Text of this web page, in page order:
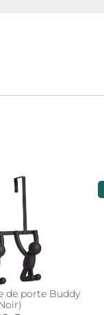
de porte Buddy